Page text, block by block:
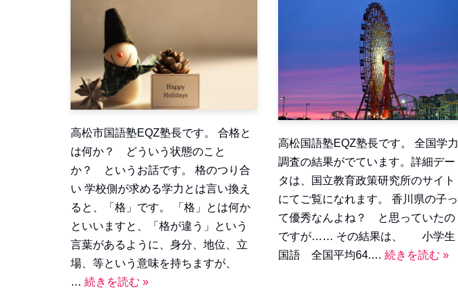
高松市国語塾EQZ塾長です。 合格と
は何か？ どういう状態のこと
か？ というお話です。 格のつり合
い 学校側が求める学力とは言い換え
ると、「格」です。 「格」とは何か
といいますと、「格が違う」という
言葉があるように、身分、地位、立
場、等という意味を持ちますが、
… 続きを読む »
高松国語塾EQZ塾長です。 全国学力
調査の結果がでています。詳細デー
タは、国立教育政策研究所のサイト
にてご覧になれます。 香川県の子っ
て優秀なんよね？ と思っていたの
ですが…… その結果は、 小学生
国語 全国平均64.…続きを読む »